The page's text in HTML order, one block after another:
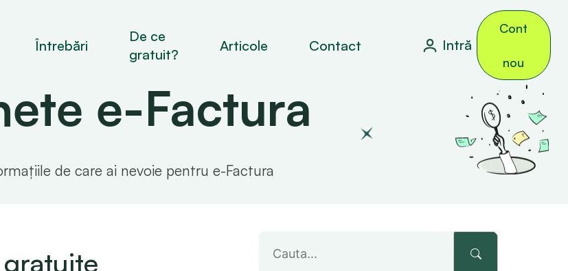
Intră
Cont
nou
Întrebări
De ce
gratuit?
Articole Contact
e-Factura
de care ai nevoie pentru e-Factura